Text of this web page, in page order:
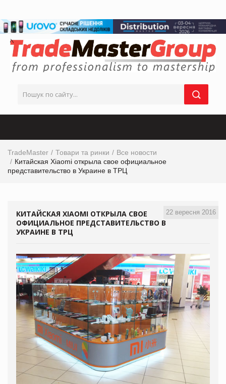
TradeMaster Товари та ринки
Все новости
Китайская Xiaomi открыла свое официальное
представительство в Украине в ТРЦ
22 вересня 2016
КИТАЙСКАЯ XIAOMI ОТКРЫЛА СВОЕ
ОФИЦИАЛЬНОЕ ПРЕДСТАВИТЕЛЬСТВО В
УКРАИНЕ В ТРЦ